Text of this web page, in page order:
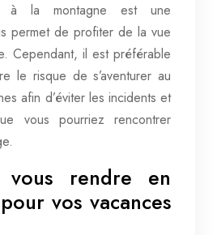
à la montagne est une
permet de profiter de la vue
Cependant, il est préférable
le risque de s’aventurer au
afin d’éviter les incidents et
vous pourriez rencontrer
vous rendre en
vos vacances